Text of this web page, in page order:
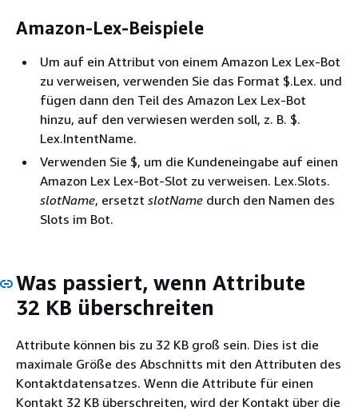
Amazon-Lex-Beispiele
Um auf ein Attribut von einem Amazon Lex Lex-Bot
zu verweisen, verwenden Sie das Format $.Lex. und
fügen dann den Teil des Amazon Lex Lex-Bot
hinzu, auf den verwiesen werden soll, z. B. $.
Lex.IntentName.
Verwenden Sie $, um die Kundeneingabe auf einen
Amazon Lex Lex-Bot-Slot zu verweisen. Lex.Slots.
slotName, ersetzt slotName durch den Namen des
Slots im Bot.
Was passiert, wenn Attribute
32 KB überschreiten
Attribute können bis zu 32 KB groß sein. Dies ist die
maximale Größe des Abschnitts mit den Attributen des
Kontaktdatensatzes. Wenn die Attribute für einen
Kontakt 32 KB überschreiten, wird der Kontakt über die